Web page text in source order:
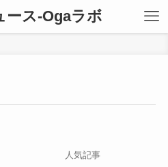
ース-Ogaラボ
人気記事